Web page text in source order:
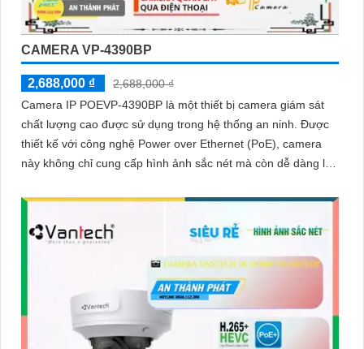
CAMERA VP-4390BP
2,688,000 ₫
2,688,000 ₫
Camera IP POEVP-4390BP là một thiết bị camera giám sát
chất lượng cao được sử dụng trong hệ thống an ninh. Được
thiết kế với công nghệ Power over Ethernet (PoE), camera
này không chỉ cung cấp hình ảnh sắc nét mà còn dễ dàng lắp